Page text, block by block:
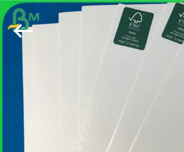
CASA
PRODOTTI
GUANGZHOU
BMPAPER
CO.,
LTD..
Reserved.